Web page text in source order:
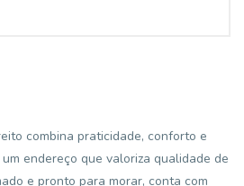
combina praticidade, conforto e
endereço que valoriza qualidade de
e pronto para morar, conta com